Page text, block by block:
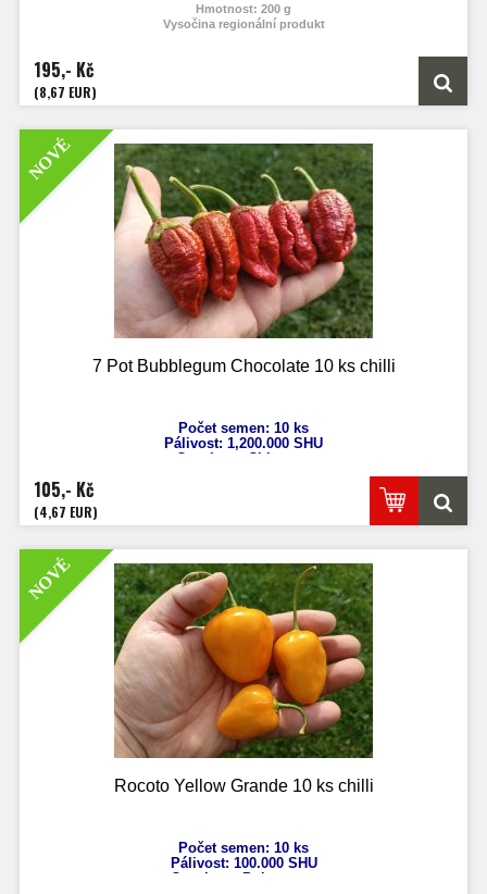
Hmotnost: 200 g
Vysočina regionální produkt
195,- Kč
(8,67 EUR)
NOVÉ
7 Pot Bubblegum Chocolate 10 ks chilli
Počet semen: 10 ks
Pálivost: 1,200.000 SHU
Capsicum Chinense
105,- Kč
(4,67 EUR)
NOVÉ
Rocoto Yellow Grande 10 ks chilli
Počet semen: 10 ks
Pálivost: 100.000 SHU
Capsicum Pubescens